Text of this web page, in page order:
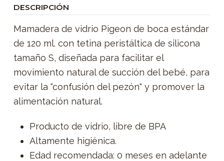
DESCRIPCIÓN
Mamadera de vidrio Pigeon de boca estándar
de 120 ml. con tetina peristáltica de silicona
tamaño S, diseñada para facilitar el
movimiento natural de succión del bebé, para
evitar la "confusión del pezón" y promover la
alimentación natural.
Producto de vidrio, libre de BPA
Altamente higiénica.
Edad recomendada: 0 meses en adelante